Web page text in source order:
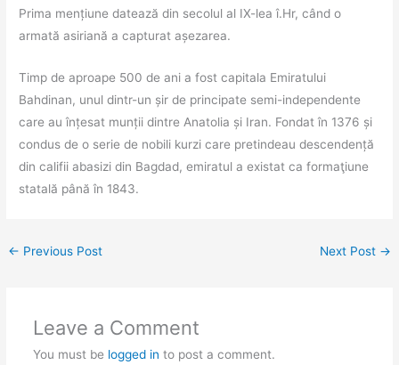
Prima mențiune datează din secolul al IX-lea î.Hr, când o
armată asiriană a capturat așezarea.
Timp de aproape 500 de ani a fost capitala Emiratului
Bahdinan, unul dintr-un șir de principate semi-independente
care au înțesat munții dintre Anatolia și Iran. Fondat în 1376 și
condus de o serie de nobili kurzi care pretindeau descendență
din califii abasizi din Bagdad, emiratul a existat ca formaţiune
statală până în 1843.
← Previous Post Next Post →
Leave a Comment
You must be logged in to post a comment.